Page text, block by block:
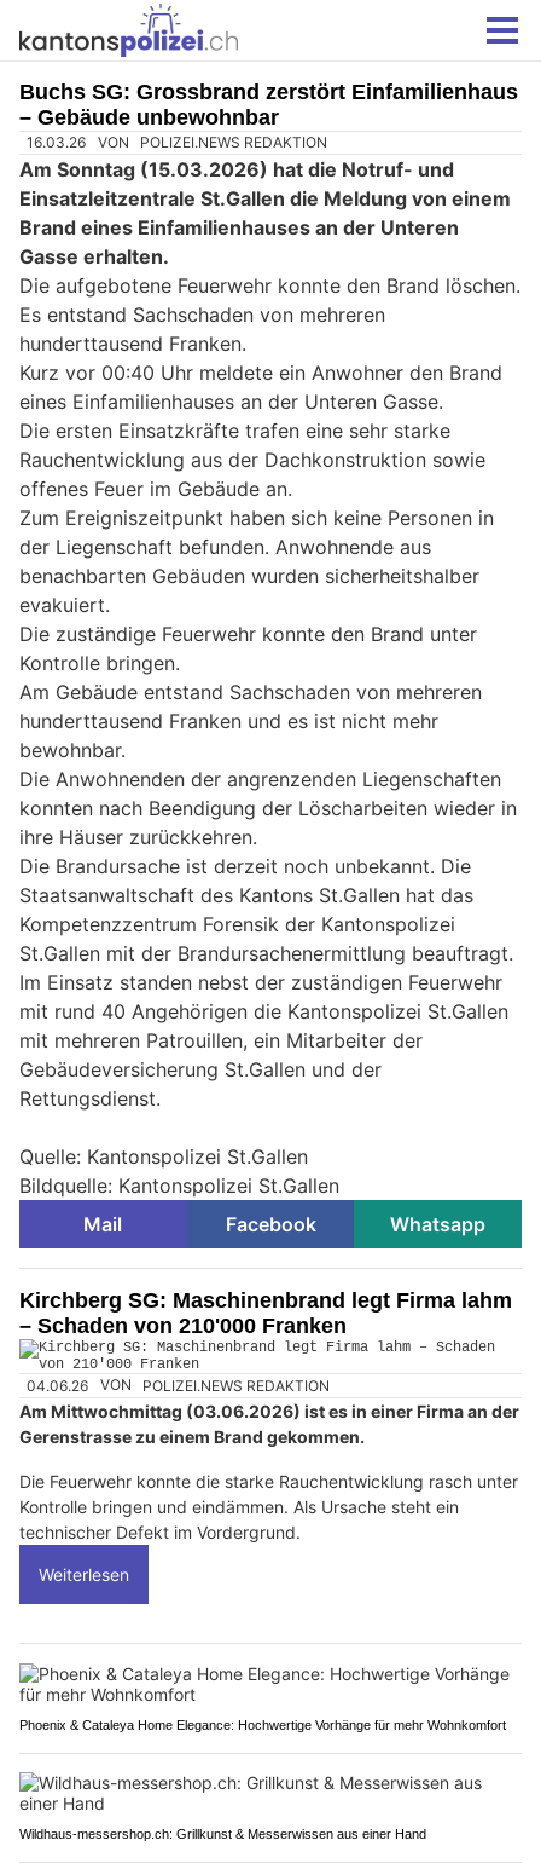
Buchs SG: Grossbrand zerstört Einfamilienhaus
– Gebäude unbewohnbar
16.03.26 VON POLIZEI.NEWS REDAKTION
Am Sonntag (15.03.2026) hat die Notruf- und
Einsatzleitzentrale St.Gallen die Meldung von einem
Brand eines Einfamilienhauses an der Unteren
Gasse erhalten.
Die aufgebotene Feuerwehr konnte den Brand löschen.
Es entstand Sachschaden von mehreren
hunderttausend Franken.
Kurz vor 00:40 Uhr meldete ein Anwohner den Brand
eines Einfamilienhauses an der Unteren Gasse.
Die ersten Einsatzkräfte trafen eine sehr starke
Rauchentwicklung aus der Dachkonstruktion sowie
offenes Feuer im Gebäude an.
Zum Ereigniszeitpunkt haben sich keine Personen in
der Liegenschaft befunden. Anwohnende aus
benachbarten Gebäuden wurden sicherheitshalber
evakuiert.
Die zuständige Feuerwehr konnte den Brand unter
Kontrolle bringen.
Am Gebäude entstand Sachschaden von mehreren
hunderttausend Franken und es ist nicht mehr
bewohnbar.
Die Anwohnenden der angrenzenden Liegenschaften
konnten nach Beendigung der Löscharbeiten wieder in
ihre Häuser zurückkehren.
Die Brandursache ist derzeit noch unbekannt. Die
Staatsanwaltschaft des Kantons St.Gallen hat das
Kompetenzzentrum Forensik der Kantonspolizei
St.Gallen mit der Brandursachenermittlung beauftragt.
Im Einsatz standen nebst der zuständigen Feuerwehr
mit rund 40 Angehörigen die Kantonspolizei St.Gallen
mit mehreren Patrouillen, ein Mitarbeiter der
Gebäudeversicherung St.Gallen und der
Rettungsdienst.
Quelle: Kantonspolizei St.Gallen
Bildquelle: Kantonspolizei St.Gallen
Mail
Facebook Whatsapp
Kirchberg SG: Maschinenbrand legt Firma lahm
– Schaden von 210'000 Franken
04.06.26 VON POLIZEI.NEWS REDAKTION
Am Mittwochmittag (03.06.2026) ist es in einer Firma an der
Gerenstrasse zu einem Brand gekommen.
Die Feuerwehr konnte die starke Rauchentwicklung rasch unter
Kontrolle bringen und eindämmen. Als Ursache steht ein
technischer Defekt im Vordergrund.
Weiterlesen
Phoenix & Cataleya Home Elegance: Hochwertige Vorhänge für mehr Wohnkomfort
Wildhaus-messershop.ch: Grillkunst & Messerwissen aus einer Hand